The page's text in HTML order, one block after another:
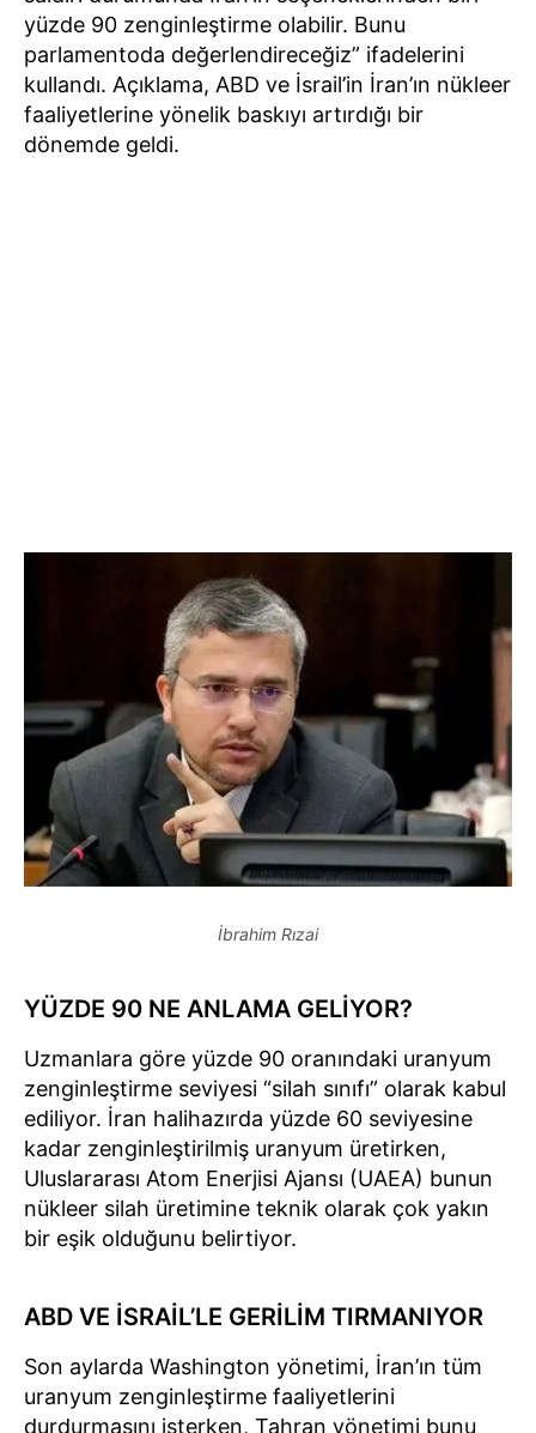
yüzde 90 zenginleştirme olabilir. Bunu
parlamentoda değerlendireceğiz” ifadelerini
kullandı. Açıklama, ABD ve İsrail’in İran’ın nükleer
faaliyetlerine yönelik baskıyı artırdığı bir
dönemde geldi.
İbrahim Rızai
YÜZDE 90 NE ANLAMA GELİYOR?
Uzmanlara göre yüzde 90 oranındaki uranyum
zenginleştirme seviyesi “silah sınıfı” olarak kabul
ediliyor. İran halihazırda yüzde 60 seviyesine
kadar zenginleştirilmiş uranyum üretirken,
Uluslararası Atom Enerjisi Ajansı (UAEA) bunun
nükleer silah üretimine teknik olarak çok yakın
bir eşik olduğunu belirtiyor.
ABD VE İSRAİL’LE GERİLİM TIRMANIYOR
Son aylarda Washington yönetimi, İran’ın tüm
uranyum zenginleştirme faaliyetlerini
durdurmasını isterken, Tahran yönetimi bunu